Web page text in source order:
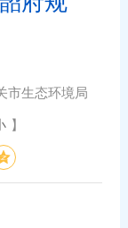
市生态环境局
】